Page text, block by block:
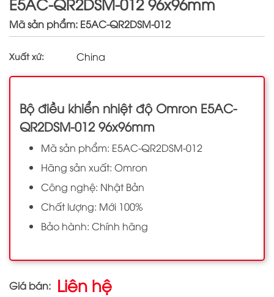
E5AC-QR2DSM-012 96x96mm
Mã sản phẩm: E5AC-QR2DSM-012
Xuất xứ: China
Bộ điều khiển nhiệt độ Omron E5AC-
QR2DSM-012 96x96mm
Mã sản phẩm: E5AC-QR2DSM-012
Hãng sản xuất: Omron
Công nghệ: Nhật Bản
Chất lượng: Mới 100%
Bảo hành: Chính hãng
Giá bán: Liên hệ